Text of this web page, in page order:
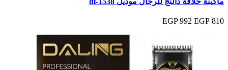
810 EGP
992 EGP